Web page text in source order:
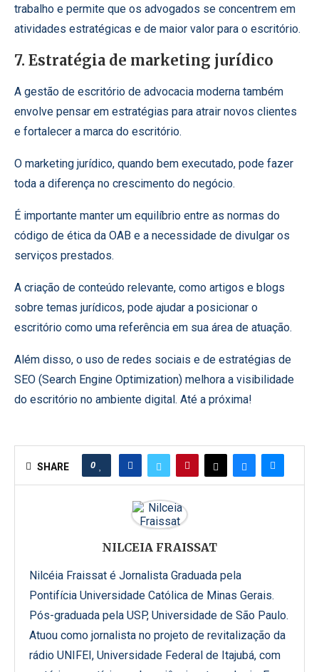
trabalho e permite que os advogados se concentrem em
atividades estratégicas e de maior valor para o escritório.
7. Estratégia de marketing jurídico
A gestão de escritório de advocacia moderna também
envolve pensar em estratégias para atrair novos clientes
e fortalecer a marca do escritório.
O marketing jurídico, quando bem executado, pode fazer
toda a diferença no crescimento do negócio.
É importante manter um equilíbrio entre as normas do
código de ética da OAB e a necessidade de divulgar os
serviços prestados.
A criação de conteúdo relevante, como artigos e blogs
sobre temas jurídicos, pode ajudar a posicionar o
escritório como uma referência em sua área de atuação.
Além disso, o uso de redes sociais e de estratégias de
SEO (Search Engine Optimization) melhora a visibilidade
do escritório no ambiente digital. Até a próxima!
SHARE 0
NILCEIA FRAISSAT
Nilcéia Fraissat é Jornalista Graduada pela
Pontifícia Universidade Católica de Minas Gerais.
Pós-graduada pela USP, Universidade de São Paulo.
Atuou como jornalista no projeto de revitalização da
rádio UNIFEI, Universidade Federal de Itajubá, com